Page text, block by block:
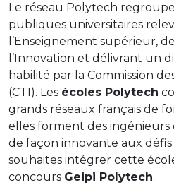
Le réseau Polytech
publiques universitaires
l’Enseignement supérieur,
l’Innovation et délivrant un
habilité par la Commission
(CTI). Les écoles Polytech
grands réseaux français de
elles forment des
de façon innovante aux défis
souhaites intégrer cette
concours Geipi Polytech.